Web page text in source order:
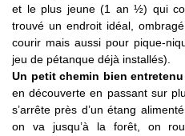
et le plus jeune (1 an ½) qui
trouvé un endroit idéal,
courir mais aussi pour pique-
jeu de pétanque déjà installés).
Un petit chemin bien
en découverte en passant sur
s’arrête près d’un étang
on va jusqu’à la forêt, on